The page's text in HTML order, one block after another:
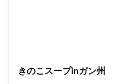
きのこスープinガン州